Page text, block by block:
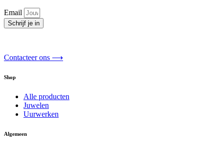
Email
Schrijf je in
Contacteer ons ⟶
Shop
Alle producten
Juwelen
Uurwerken
Algemeen